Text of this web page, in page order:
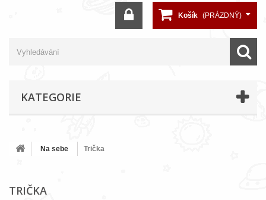
Košík (PRÁZDNÝ)
KATEGORIE
Na sebe Trička
TRIČKA